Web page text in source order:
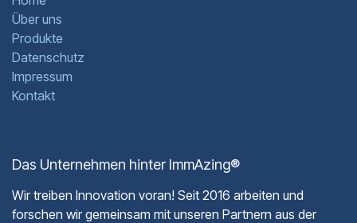
Über uns
Produkte
Datenschutz
Impressum
Kontakt
Das Unternehmen hinter ImmAzing®
Wir treiben Innovation voran! Seit 2016 arbeiten und
forschen wir gemeinsam mit unseren Partnern aus der